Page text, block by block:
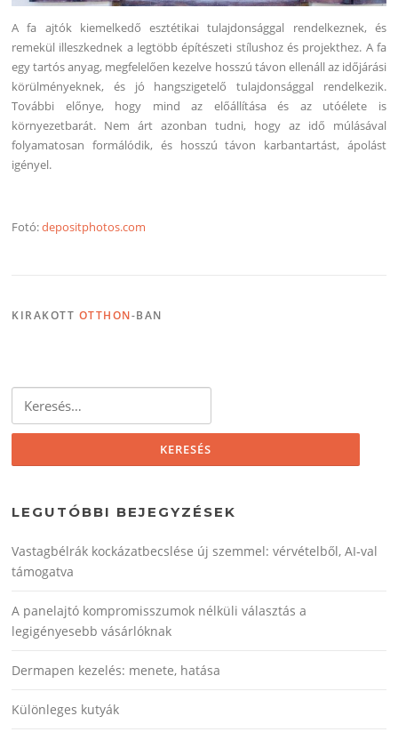
A fa ajtók kiemelkedő esztétikai tulajdonsággal rendelkeznek, és
remekül illeszkednek a legtöbb építészeti stílushoz és projekthez. A fa
egy tartós anyag, megfelelően kezelve hosszú távon ellenáll az időjárási
körülményeknek, és jó hangszigetelő tulajdonsággal rendelkezik.
További előnye, hogy mind az előállítása és az utóélete is
környezetbarát. Nem árt azonban tudni, hogy az idő múlásával
folyamatosan formálódik, és hosszú távon karbantartást, ápolást
igényel.
Fotó:depositphotos.com
KIRAKOTT OTTHON-BAN
LEGUTÓBBI BEJEGYZÉSEK
Vastagbélrák kockázatbecslése új szemmel: vérvételből, AI‑val
támogatva
A panelajtó kompromisszumok nélküli választás a
legigényesebb vásárlóknak
Dermapen kezelés: menete, hatása
Különleges kutyák